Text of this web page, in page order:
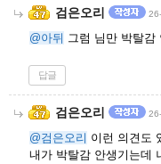
검은오리
@아뒤 그럼 님만 박탈감
답글
검은오리
@검은오리 이런 의견도
내가 박탈감 안생기는데